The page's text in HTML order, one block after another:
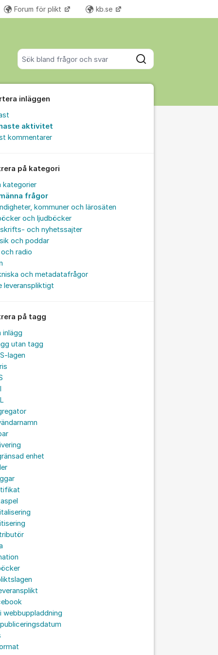
Sök bland alla inlägg
Sök
Forum för plikt kb.se Fler supportlänkar
inläggen
aktivitet
kommentarer
på kategori
kategorier
frågor
kommuner och lärosäten
och ljudböcker
och nyhetssajter
och poddar
radio
och metadatafrågor
leveranspliktigt
på tagg
inlägg
utan tagg
lagen
enhet
webbuppladdning